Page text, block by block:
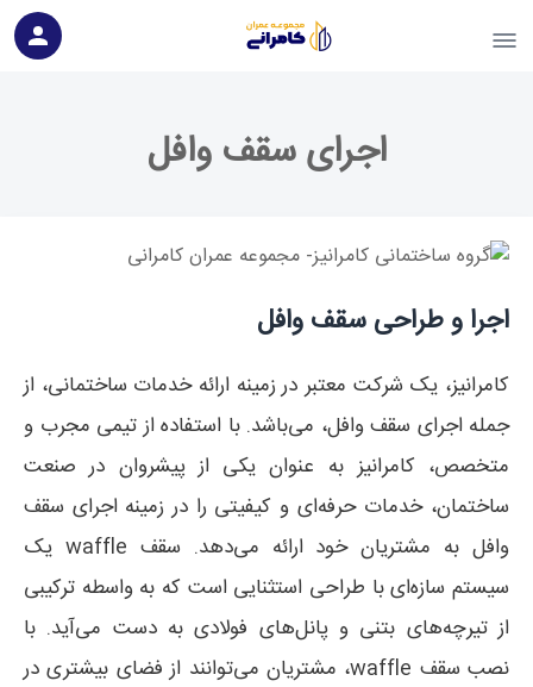
اجرای سقف وافل
اجرا و طراحی سقف وافل
کامرانیز، یک شرکت معتبر در زمینه ارائه خدمات ساختمانی، از
جمله اجرای سقف وافل، می‌باشد. با استفاده از تیمی مجرب و
متخصص، کامرانیز به عنوان یکی از پیشروان در صنعت
ساختمان، خدمات حرفه‌ای و کیفیتی را در زمینه اجرای سقف
وافل به مشتریان خود ارائه می‌دهد. سقف waffle یک
سیستم سازه‌ای با طراحی استثنایی است که به واسطه ترکیبی
از تیرچه‌های بتنی و پانل‌های فولادی به دست می‌آید. با
نصب سقف waffle، مشتریان می‌توانند از فضای بیشتری در